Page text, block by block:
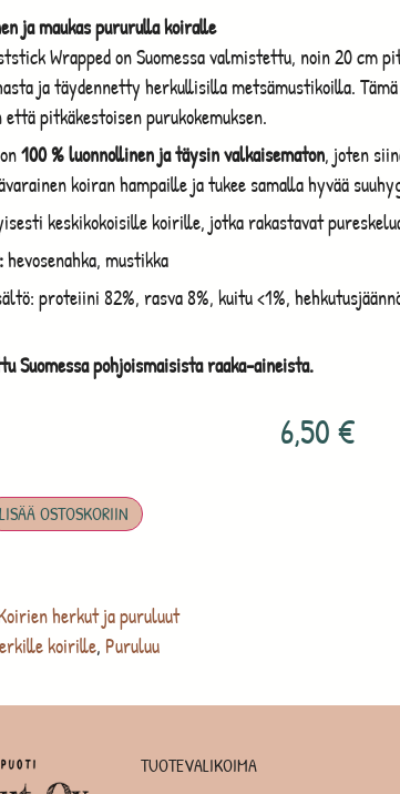
ja maukas pururulla koiralle
Wrapped on Suomessa valmistettu, noin 20 cm
ja täydennetty herkullisilla metsämustikoilla.
että pitkäkestoisen purukokemuksen.
100 % luonnollinen ja täysin valkaisematon, joten
koiran hampaille ja tukee samalla hyvää
keskikokoisille koirille, jotka rakastavat
hevosenahka, mustikka
proteiini 82%, rasva 8%, kuitu <1%,
Suomessa pohjoismaisista raaka-aineista.
6,50€
LISÄÄ OSTOSKORIIN
herkut ja puruluut
koirille, Puruluu
TUOTEVALIKOIMA